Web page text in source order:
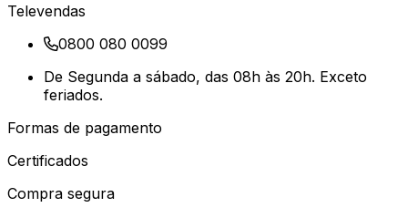
Televendas
0800 080 0099
De Segunda a sábado, das 08h às 20h. Exceto
feriados.
Formas de pagamento
Certificados
Compra segura